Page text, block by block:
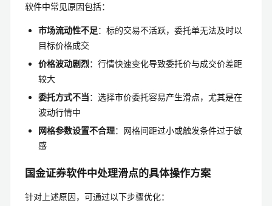
软件中常见原因包括：
市场流动性不足：标的交易不活跃，委托单无法及时以
目标价格成交
价格波动剧烈：行情快速变化导致委托价与成交价差距
较大
委托方式不当：选择市价委托容易产生滑点，尤其是在
波动行情中
网格参数设置不合理：网格间距过小或触发条件过于敏
感
国金证券软件中处理滑点的具体操作方案
针对上述原因，可通过以下步骤优化：